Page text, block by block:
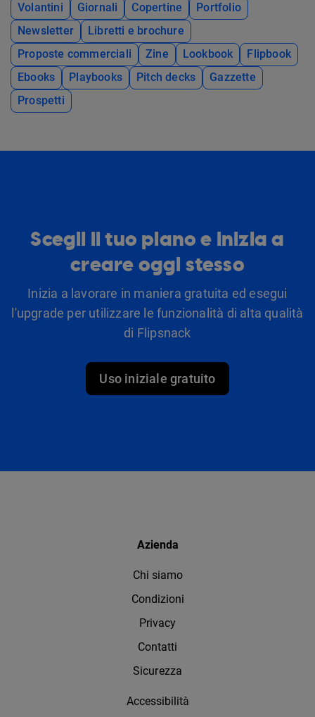
Volantini
Giornali Copertine
Portfolio
Newsletter
Libretti e brochure
Proposte commerciali
Zine Lookbook
Flipbook
Ebooks
Playbooks Pitch decks
Gazzette
Prospetti
Scegli il tuo piano e inizia a
creare oggi stesso
Inizia a lavorare in maniera gratuita ed esegui
l'upgrade per utilizzare le funzionalità di alta qualità
di Flipsnack
Uso iniziale gratuito
Azienda
Chi siamo
Condizioni
Privacy
Contatti
Sicurezza
Accessibilità